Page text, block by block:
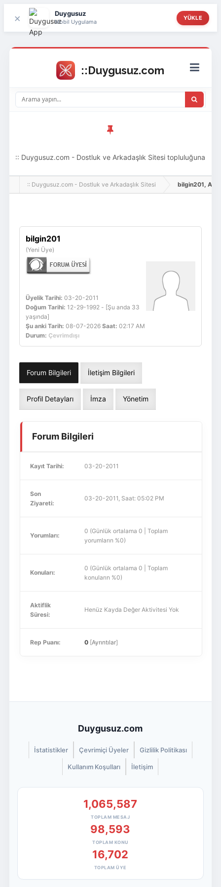
× Duygusuz
Mobil Uygulama
YÜKLE
:: Duygusuz.com - Dostluk ve Arkadaşlık Sitesi topluluğuna
hoş geldin ziyaretçi! Aramıza katılmak istersen kayıt
:: Duygusuz.com - Dostluk ve Arkadaşlık Sitesi bilgin201, Adlı
bilgin201
(Yeni Üye)
Üyelik Tarihi: 03-20-2011
Doğum Tarihi: 12-29-1992 - [Şu anda 33
yaşında]
Şu anki Tarih: 08-07-2026 Saat: 02:17 AM
Durum: Çevrimdışı
Forum Bilgileri İletişim Bilgileri
Profil Detayları İmza Yönetim
Forum Bilgileri
Kayıt Tarihi: 03-20-2011
Son
Ziyareti:
03-20-2011, Saat: 05:02 PM
Yorumları:
0 (Günlük ortalama 0 | Toplam
yorumların %0)
Konuları:
0 (Günlük ortalama 0 | Toplam
konuların %0)
Aktiflik
Süresi:
Henüz Kayda Değer Aktivitesi Yok
Rep Puanı: 0[Ayrıntılar]
Duygusuz.com
İstatistikler Çevrimiçi Üyeler Gizlilik Politikası
Kullanım Koşulları İletişim
1,065,587
TOPLAM MESAJ
98,593
TOPLAM KONU
16,702
TOPLAM ÜYE